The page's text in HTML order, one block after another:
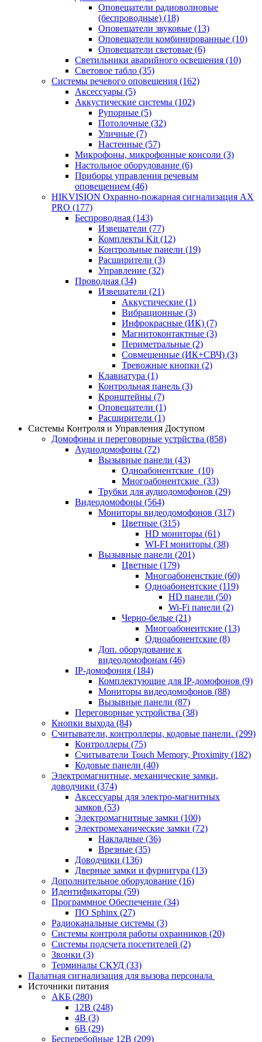
Оповещатели радиоволновые
(беспроводные) (18)
Оповещатели звуковые (13)
Оповещатели комбинированные (10)
Оповещатели световые (6)
Светильники аварийного освещения (10)
Световое табло (35)
Системы речевого оповещения (162)
Аксессуары (5)
Аккустические системы (102)
Рупорные (5)
Потолочные (32)
Уличные (7)
Настенные (57)
Микрофоны, микрофонные консоли (3)
Настольное оборудование (6)
Приборы управления речевым
оповещением (46)
HIKVISION Охранно-пожарная сигнализация AX
PRO (177)
Беспроводная (143)
Извещатели (77)
Комплекты Kit (12)
Контрольные панели (19)
Расширители (3)
Управление (32)
Проводная (34)
Извещатели (21)
Аккустические (1)
Вибрационные (3)
Инфрокрасные (ИК) (7)
Магнитоконтактные (3)
Периметральные (2)
Совмещенные (ИК+СВЧ) (3)
Тревожные кнопки (2)
Клавиатура (1)
Контрольная панель (3)
Кронштейны (7)
Оповещатели (1)
Расширители (1)
Системы Контроля и Управления Доступом
Домофоны и переговорные устрйства (858)
Аудиодомофоны (72)
Вызывные панели (43)
Одноабонентские (10)
Многоабонентские (33)
Трубки для аудиодомофонов (29)
Видеодомофоны (564)
Мониторы видеодомофонов (317)
Цветные (315)
HD мониторы (61)
WI-FI мониторы (38)
Вызывные панели (201)
Цветные (179)
Многоабоненсткие (60)
Одноабонентские (119)
HD панели (50)
Wi-Fi панели (2)
Черно-белые (21)
Многоабонентские (13)
Одноабонентские (8)
Доп. оборудование к
видеодомофонам (46)
IP-домофония (184)
Комплектующие для IP-домофонов (9)
Мониторы видеодомофонов (88)
Вызывные панели (87)
Переговорные устройства (38)
Кнопки выхода (84)
Считыватели, контроллеры, кодовые панели. (299)
Контроллеры (75)
Считыватели Touch Memory, Proximity (182)
Кодовые панели (40)
Электромагнитные, механические замки,
доводчики (374)
Аксессуары для электро-магнитных
замков (53)
Электромагнитные замки (100)
Электромеханические замки (72)
Накладные (36)
Врезные (35)
Доводчики (136)
Дверные замки и фурнитура (13)
Дополнительное оборудование (16)
Идентификаторы (59)
Программное Обеспечение (34)
ПО Sphinx (27)
Радиоканальные системы (3)
Системы контроля работы охранников (20)
Системы подсчета посетителей (2)
Звонки (3)
Терминалы СКУД (33)
Палатная сигнализация для вызова персонала
Источники питания
АКБ (280)
12В (248)
4В (3)
6В (29)
Бесперебойные 12В (209)